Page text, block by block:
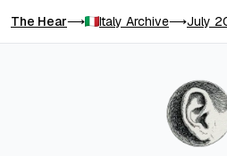
The Hear⟶ Italy Archive⟶July